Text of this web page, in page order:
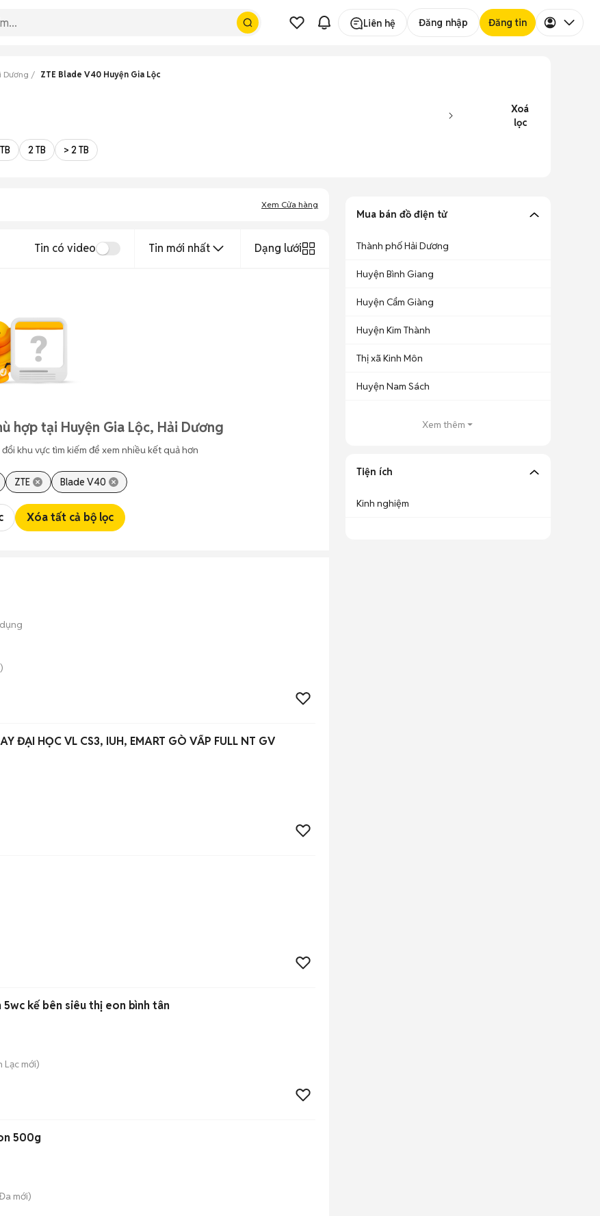
Liên hệ Đăng nhập Đăng tin
Dương ZTE Blade V40 Huyện Gia Lộc
Xoá
lọc
2 TB > 2 TB
Xem Cửa hàng
Tin có video Tin mới nhất Dạng lưới
hợp tại Huyện Gia Lộc, Hải Dương
khu vực tìm kiếm để xem nhiều kết quả hơn
ZTE Blade V40
Xóa tất cả bộ lọc
ĐẠI HỌC VL CS3, IUH, EMART GÒ VẤP FULL NT GV
kế bên siêu thị eon bình tân
Lạc mới)
500g
mới)
Mua bán đồ điện tử
Thành phố Hải Dương
Huyện Bình Giang
Huyện Cẩm Giàng
Huyện Kim Thành
Thị xã Kinh Môn
Huyện Nam Sách
Xem thêm
Tiện ích
Kinh nghiệm